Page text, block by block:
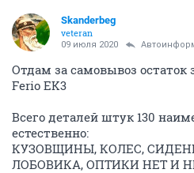
Skanderbeg
veteran
09 июля 2020
Отдам за самовывоз остаток
Ferio EK3
Всего деталей штук 130
естественно:
КУЗОВЩИНЫ, КОЛЕС,
ЛОБОВИКА, ОПТИКИ НЕТ И